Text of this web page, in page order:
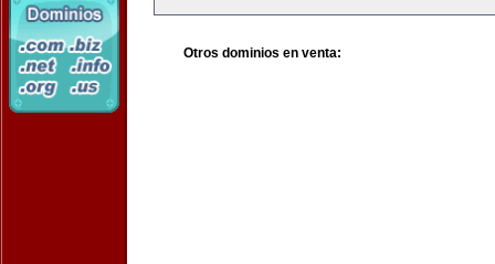
Otros dominios en venta: